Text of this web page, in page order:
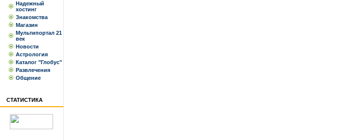
Надежный
хостинг
Знакомства
Магазин
Мультипортал 21
век
Новости
Астрология
Каталог "Глобус"
Развлечения
Общение
СТАТИСТИКА